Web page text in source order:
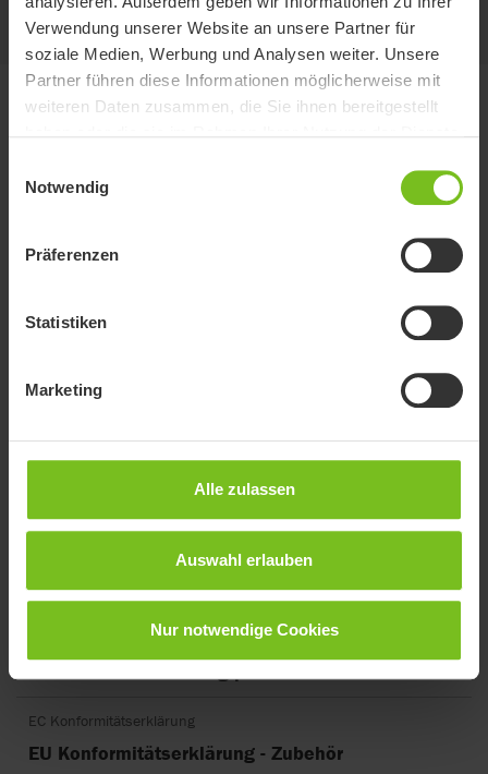
Verwendung unserer Website an unsere Partner für
soziale Medien, Werbung und Analysen weiter. Unsere
Partner führen diese Informationen möglicherweise mit
weiteren Daten zusammen, die Sie ihnen bereitgestellt
Notwendig
Präferenzen
Statistiken
Marketing
Alle zulassen
Auswahl erlauben
Nur notwendige Cookies
Mehr anzeigen
Dokumente
Das Herunterladen von Benutzerhandbüchern ist nur für den
zweckmäßigen Gebrauch bestimmt. Die Produkte, auf die verwiesen
wird dem Leser empfohlen, sich bezüglich der Übereinstimmung mit
der Produktversion, der Artikelnummer sowie der entsprechenden
Dokumente
M1075 - Wombat Living
EC Konformitätserklärung
EC Konformitätserklärung
EU Konformitätserklärung - Zubehör